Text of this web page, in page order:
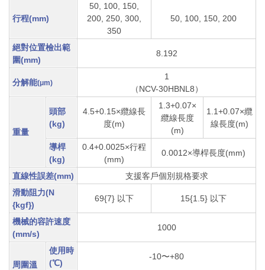
行程(mm)
50, 100, 150,
200, 250, 300,
350
50, 100, 150, 200
絕對位置檢出範
圍(mm)
8.192
分解能(μm)
1
（NCV-30HBNL8）
重量
頭部
(kg)
4.5+0.15×纜線長
度(m)
1.3+0.07×
纜線長度
(m)
1.1+0.07×纜
線長度(m)
導桿
(kg)
0.4+0.0025×行程
(mm)
0.0012×導桿長度(mm)
直線性誤差(mm)
支援客戶個別規格要求
滑動阻力(N
{kgf})
69{7} 以下 15{1.5} 以下
機械的容許速度
(mm/s)
1000
周圍溫
使用時
(℃)
-10〜+80